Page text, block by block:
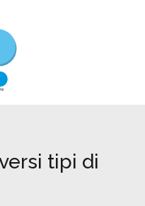
tipi di